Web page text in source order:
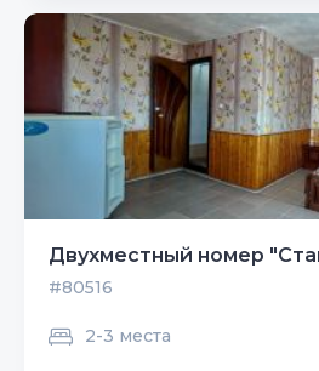
Двухместный номер
#80516
2-3 места